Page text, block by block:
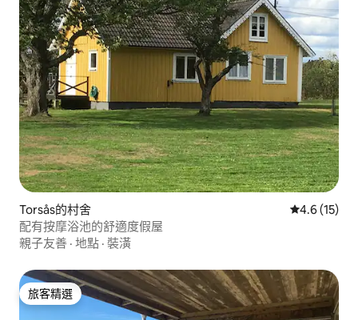
Torsås的村舍 從 15 則評
4.6 (15)
配有按摩浴池的舒適度假屋
親子友善 · 地點 · 裝潢
旅客精選
旅客精選